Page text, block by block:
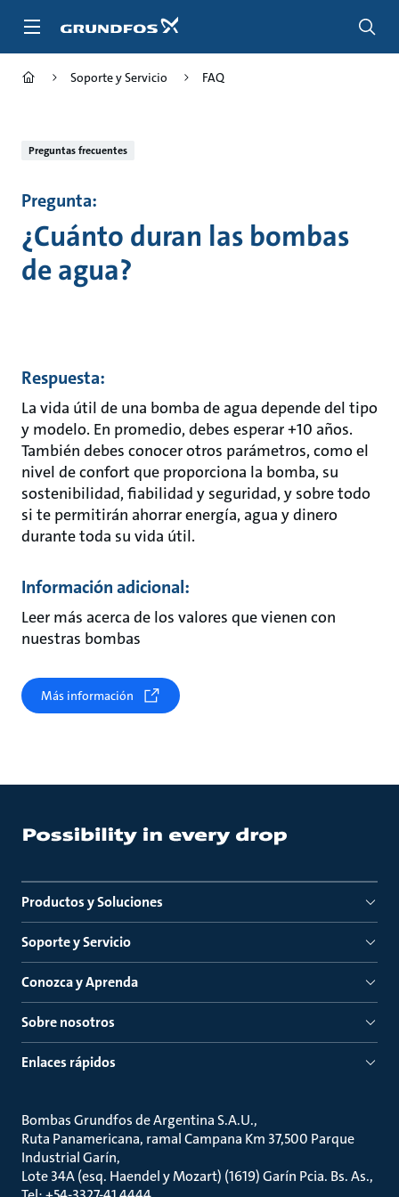
Soporte y Servicio FAQ
Preguntas frecuentes
Pregunta:
¿Cuánto duran las bombas
de agua?
Respuesta:
La vida útil de una bomba de agua depende del tipo
y modelo. En promedio, debes esperar +10 años.
También debes conocer otros parámetros, como el
nivel de confort que proporciona la bomba, su
sostenibilidad, fiabilidad y seguridad, y sobre todo
si te permitirán ahorrar energía, agua y dinero
durante toda su vida útil.
Información adicional:
Leer más acerca de los valores que vienen con
nuestras bombas
Más información
Productos y Soluciones
Soporte y Servicio
Conozca y Aprenda
Sobre nosotros
Enlaces rápidos
Bombas Grundfos de Argentina S.A.U.
Ruta Panamericana, ramal Campana Km 37,500 Parque
Industrial Garín
Lote 34A (esq. Haendel y Mozart) (1619) Garín Pcia. Bs. As.